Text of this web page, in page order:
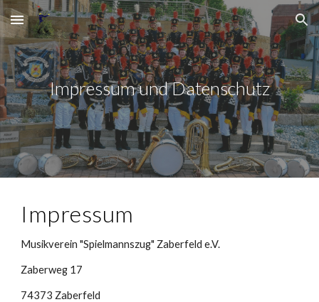
Skip to main content Skip to navigation
Impressum und Datenschutz
Impressum
Musikverein "Spielmannszug" Zaberfeld e.V.
Zaberweg 17
74373 Zaberfeld